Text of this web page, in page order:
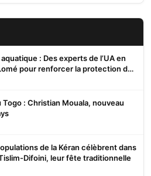
: Des experts de l’UA en
pour renforcer la protection des
Togo : Christian Mouala, nouveau
de la Kéran célèbrent dans
Difoini, leur fête traditionnelle